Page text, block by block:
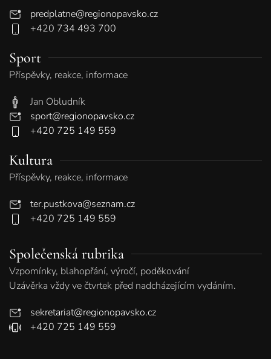
predplatne@regionopavsko.cz
+420 734 493 700
Sport
Příspěvky, reakce, informace
Jan Obludník
sport@regionopavsko.cz
+420 725 149 559
Kultura
Příspěvky, reakce, informace
ter.pustkova@seznam.cz
+420 725 149 559
Společenská rubrika
Vzpomínky, blahopřání, výročí, poděkování
Uzávěrka vždy ve čtvrtek před nadcházejícím vydáním.
sekretariat@regionopavsko.cz
+420 725 149 559